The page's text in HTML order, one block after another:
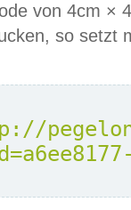
von 4cm ×
so setzt